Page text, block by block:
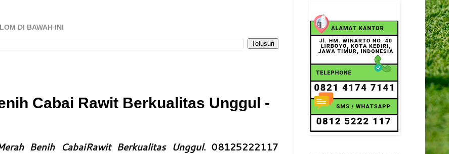
DI BAWAH INI
Cabai Rawit Berkualitas Unggul -
Benih CabaiRawit Berkualitas Unggul. 08125222117